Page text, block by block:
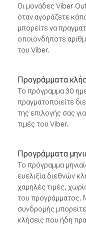
Οι μονάδες Viber
όταν αγοράζετε
μπορείτε να
οποιονδήποτε
του Viber.
Προγράμματα
Το πρόγραμμα 30
πραγματοποιείτε
της επιλογής σας
τιμές του Viber.
Προγράμματα
Το πρόγραμμα
ευελιξία διεθνών
χαμηλές τιμές,
του προγράμματος.
συνδρομής
κλήσεις που ήδη